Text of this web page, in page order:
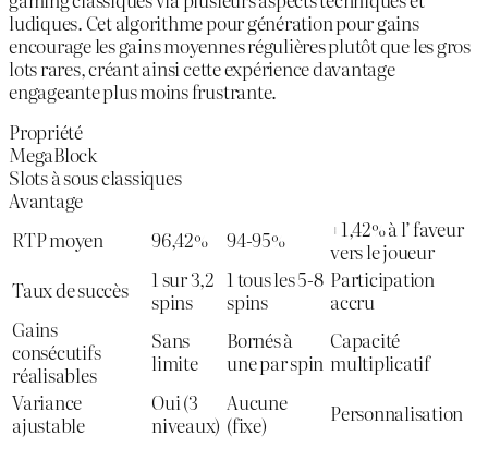
ludiques. Cet algorithme pour génération pour gains
encourage les gains moyennes régulières plutôt que les gros
lots rares, créant ainsi cette expérience davantage
engageante plus moins frustrante.
Propriété
MegaBlock
Slots à sous classiques
Avantage
RTP moyen
96,42% 94-95%
+1,42% à l’ faveur
vers le joueur
Taux de succès
1 sur 3,2
spins
1 tous les 5-8
spins
Participation
accru
Gains
consécutifs
réalisables
Sans
limite
Bornés à
une par spin
Capacité
multiplicatif
Variance
ajustable
Oui (3
niveaux)
Aucune
(fixe)
Personnalisation